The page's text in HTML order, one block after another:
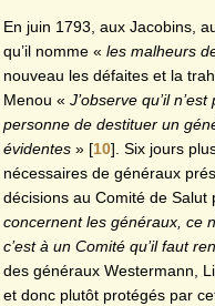
En juin 1793, aux Jacobins,
qu’il nomme « les malheurs
nouveau les défaites et la
Menou « J’observe qu’il
personne de destituer un
évidentes » [10] . Six jours
nécessaires de généraux
décisions au Comité de Salut
concernent les généraux, ce
c’est à un Comité qu’il faut
des généraux Westermann,
et donc plutôt protégés par